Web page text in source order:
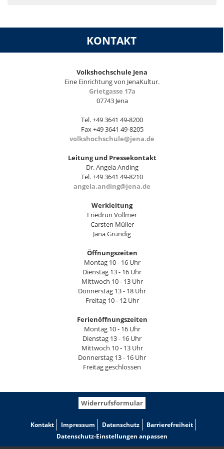
KONTAKT
Volkshochschule Jena
Eine Einrichtung von JenaKultur.
Grietgasse 17a
07743 Jena
Tel. +49 3641 49-8200
Fax +49 3641 49-8205
volkshochschule@jena.de
Leitung und Pressekontakt
Dr. Angela Anding
Tel. +49 3641 49-8210
angela.anding@jena.de
Werkleitung
Friedrun Vollmer
Carsten Müller
Jana Gründig
Öffnungszeiten
Montag 10 - 16 Uhr
Dienstag 13 - 16 Uhr
Mittwoch 10 - 13 Uhr
Donnerstag 13 - 18 Uhr
Freitag 10 - 12 Uhr
Ferienöffnungszeiten
Montag 10 - 16 Uhr
Dienstag 13 - 16 Uhr
Mittwoch 10 - 13 Uhr
Donnerstag 13 - 16 Uhr
Freitag geschlossen
Widerrufsformular
Kontakt Impressum Datenschutz
Barrierefreiheit
Datenschutz-Einstellungen anpassen